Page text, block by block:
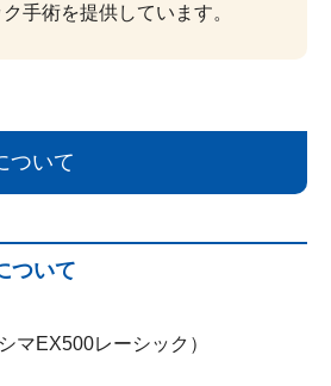
手術を提供しています。
ついて
ついて
マEX500レーシック）